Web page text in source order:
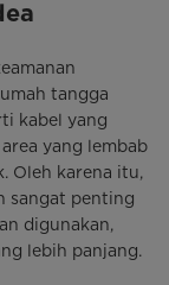
tangga
kabel yang
area yang lembab
Oleh karena itu,
sangat penting
digunakan,
lebih panjang.